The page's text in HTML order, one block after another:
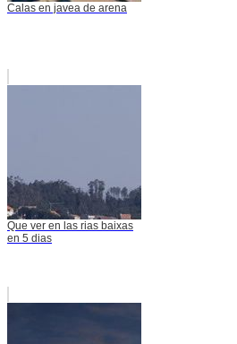
Calas en javea de arena
Que ver en las rias baixas
en 5 dias